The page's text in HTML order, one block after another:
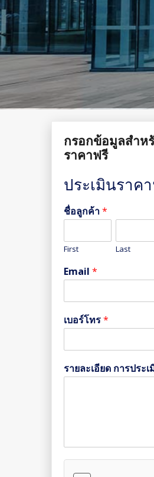
กรอกข้อมูลสำห
ราคาฟรี
ประเมินราค
ชื่อลูกค้า*
First Last
Email *
เบอร์โทร*
รายละเอียด การประเ